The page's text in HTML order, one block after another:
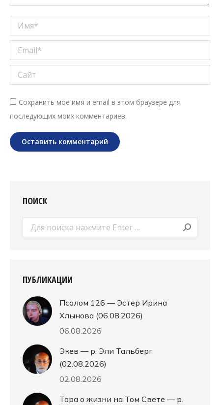
Имя *
Email *
Сайт
Сохранить моё имя и email в этом браузере для
последующих моих комментариев.
Оставить комментарий
ПОИСК
Поиск:
ПУБЛИКАЦИИ
Псалом 126 — Эстер Ирина
Хлынова (06.08.2026)
06.08.2026
Экев — р. Эли Тальберг
(02.08.2026)
02.08.2026
Тора о жизни на Том Свете — р.